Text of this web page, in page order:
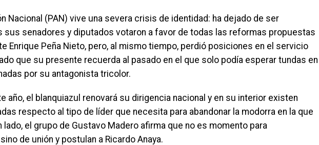
Nacional (PAN) vive una severa crisis de identidad: ha dejado de ser
sus senadores y diputados votaron a favor de todas las reformas propuestas
Enrique Peña Nieto, pero, al mismo tiempo, perdió posiciones en el servicio
que su presente recuerda al pasado en el que solo podía esperar tundas en
por su antagonista tricolor.
año, el blanquiazul renovará su dirigencia nacional y en su interior existen
respecto al tipo de líder que necesita para abandonar la modorra en la que
lado, el grupo de Gustavo Madero afirma que no es momento para
de unión y postulan a Ricardo Anaya.